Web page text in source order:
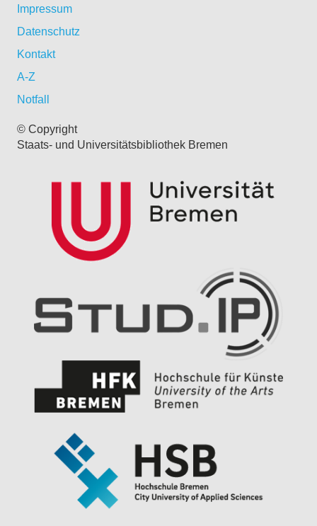
Impressum
Datenschutz
Kontakt
A-Z
Notfall
© Copyright
Staats- und Universitätsbibliothek Bremen